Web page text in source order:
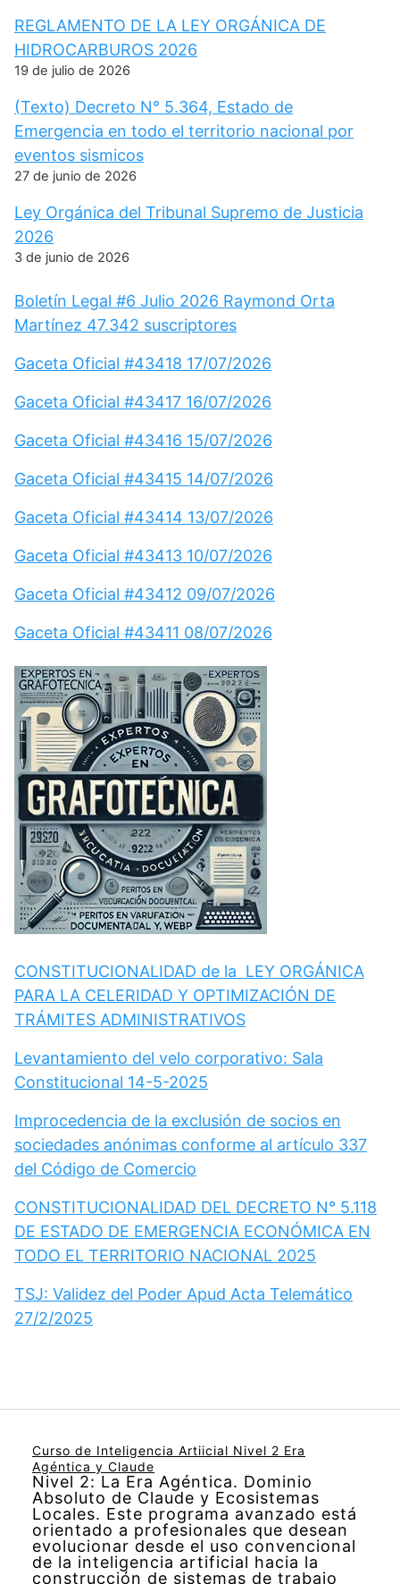
REGLAMENTO DE LA LEY ORGÁNICA DE
HIDROCARBUROS 2026
19 de julio de 2026
(Texto) Decreto N° 5.364, Estado de
Emergencia en todo el territorio nacional por
eventos sismicos
27 de junio de 2026
Ley Orgánica del Tribunal Supremo de Justicia
2026
3 de junio de 2026
Boletín Legal #6 Julio 2026 Raymond Orta
Martínez 47.342 suscriptores
Gaceta Oficial #43418 17/07/2026
Gaceta Oficial #43417 16/07/2026
Gaceta Oficial #43416 15/07/2026
Gaceta Oficial #43415 14/07/2026
Gaceta Oficial #43414 13/07/2026
Gaceta Oficial #43413 10/07/2026
Gaceta Oficial #43412 09/07/2026
Gaceta Oficial #43411 08/07/2026
CONSTITUCIONALIDAD de la LEY ORGÁNICA
PARA LA CELERIDAD Y OPTIMIZACIÓN DE
TRÁMITES ADMINISTRATIVOS
Levantamiento del velo corporativo: Sala
Constitucional 14-5-2025
Improcedencia de la exclusión de socios en
sociedades anónimas conforme al artículo 337
del Código de Comercio
CONSTITUCIONALIDAD DEL DECRETO N° 5.118
DE ESTADO DE EMERGENCIA ECONÓMICA EN
TODO EL TERRITORIO NACIONAL 2025
TSJ: Validez del Poder Apud Acta Telemático
27/2/2025
Curso de Inteligencia Artiicial Nivel 2 Era
Agéntica y Claude
Nivel 2: La Era Agéntica. Dominio
Absoluto de Claude y Ecosistemas
Locales. Este programa avanzado está
orientado a profesionales que desean
evolucionar desde el uso convencional
de la inteligencia artificial hacia la
construcción de sistemas de trabajo